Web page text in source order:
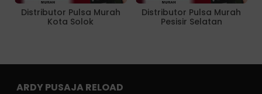
Distributor Pulsa Murah
Kota Solok
Distributor Pulsa Murah
Pesisir Selatan
ARDY PUSAJA RELOAD